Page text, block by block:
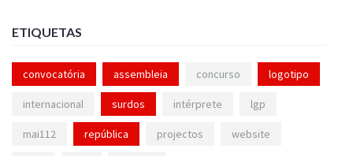
ETIQUETAS
convocatória assembleia concurso logotipo
internacional surdos intérprete lgp
mai112 república projectos website